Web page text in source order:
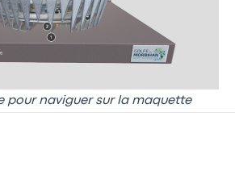
pour naviguer sur la maquette